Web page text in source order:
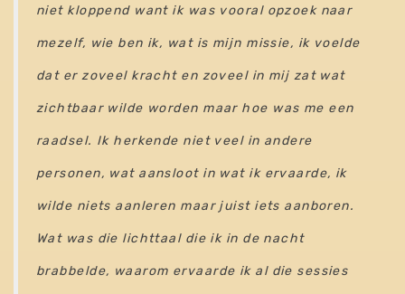
niet kloppend want ik was vooral opzoek naar
mezelf, wie ben ik, wat is mijn missie, ik voelde
dat er zoveel kracht en zoveel in mij zat wat
zichtbaar wilde worden maar hoe was me een
raadsel. Ik herkende niet veel in andere
personen, wat aansloot in wat ik ervaarde, ik
wilde niets aanleren maar juist iets aanboren.
Wat was die lichttaal die ik in de nacht
brabbelde, waarom ervaarde ik al die sessies